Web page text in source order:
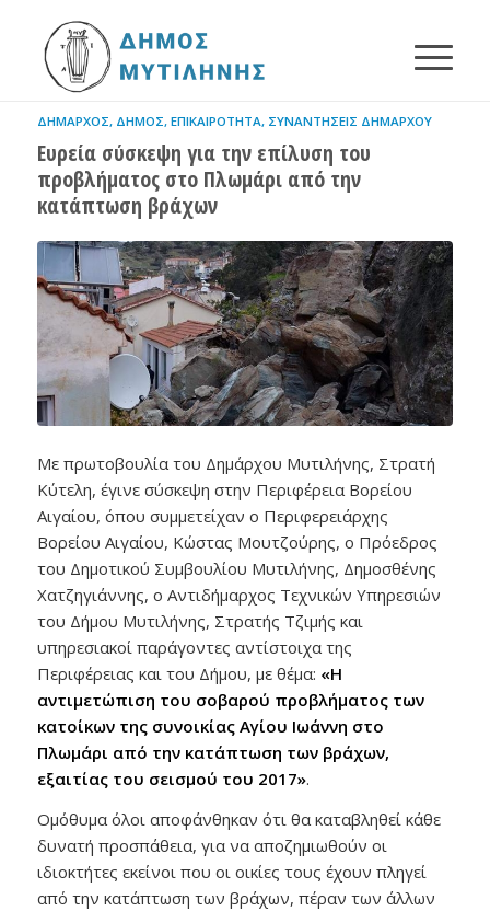
ΔΉΜΑΡΧΟΣ, ΔΉΜΟΣ, ΕΠΙΚΑΙΡΌΤΗΤΑ, ΣΥΝΑΝΤΉΣΕΙΣ ΔΗΜΆΡΧΟΥ
Ευρεία σύσκεψη για την επίλυση του
προβλήματος στο Πλωμάρι από την
κατάπτωση βράχων
Με πρωτοβουλία του Δημάρχου Μυτιλήνης, Στρατή
Κύτελη, έγινε σύσκεψη στην Περιφέρεια Βορείου
Αιγαίου, όπου συμμετείχαν ο Περιφερειάρχης
Βορείου Αιγαίου, Κώστας Μουτζούρης, ο Πρόεδρος
του Δημοτικού Συμβουλίου Μυτιλήνης, Δημοσθένης
Χατζηγιάννης, ο Αντιδήμαρχος Τεχνικών Υπηρεσιών
του Δήμου Μυτιλήνης, Στρατής Τζιμής και
υπηρεσιακοί παράγοντες αντίστοιχα της
Περιφέρειας και του Δήμου, με θέμα: «H
αντιμετώπιση του σοβαρού προβλήματος των
κατοίκων της συνοικίας Αγίου Ιωάννη στο
Πλωμάρι από την κατάπτωση των βράχων,
εξαιτίας του σεισμού του 2017».
Ομόθυμα όλοι αποφάνθηκαν ότι θα καταβληθεί κάθε
δυνατή προσπάθεια, για να αποζημιωθούν οι
ιδιοκτήτες εκείνοι που οι οικίες τους έχουν πληγεί
από την κατάπτωση των βράχων, πέραν των άλλων